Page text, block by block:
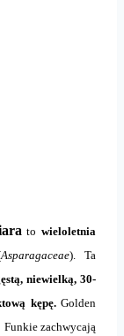
towieloletnia
Asparagaceae). Ta
niewielką, 30-
kępę.Golden
zachwycają